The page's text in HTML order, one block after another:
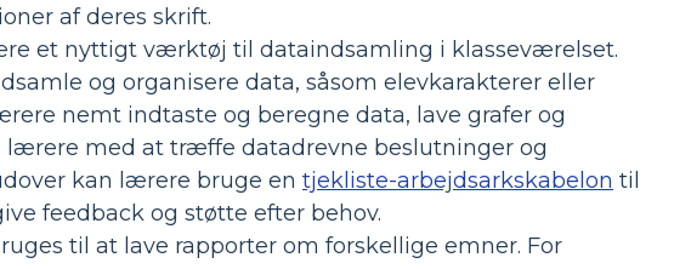
af deres skrift.
et nyttigt værktøj til dataindsamling i klasseværelset.
og organisere data, såsom elevkarakterer eller
nemt indtaste og beregne data, lave grafer og
med at træffe datadrevne beslutninger og
kan lærere bruge en tjekliste-arbejdsarkskabelon til
feedback og støtte efter behov.
til at lave rapporter om forskellige emner. For